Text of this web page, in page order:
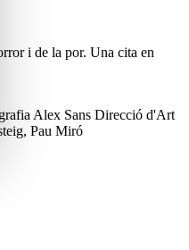
i de la por. Una cita en
Alex Sans Direcció d'Art
Pau Miró